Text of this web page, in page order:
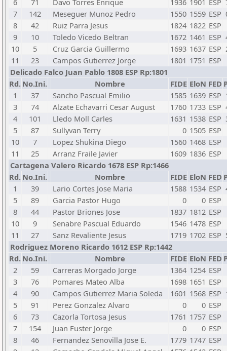
6
71 Davo Torres Enrique 1936 1901 ESP
7
142 Meseguer Munoz Pedro 1550 1559 ESP
8
42 Ruiz Parra Jesus 1824 1822 ESP
9
10 Toledo Vicedo Beltran 1672 1461 ESP
10
5 Cruz Garcia Guillermo 1693 1637 ESP
11
23 Campos Gutierrez Jorge 1801 1751 ESP
Delicado Falco Juan Pablo 1808 ESP Rp:1801
Rd. No.Ini. Nombre FIDE EloN FED
1
37 Sancho Pascual Emilio 1585 1639 ESP
3
74 Alzate Echavarri Cesar August 1760 1733 ESP
4
101 Lledo Moll Carles 1631 1538 ESP
5
87 Sullyvan Terry 0 1505 ESP
10
7 Lopez Shukina Diego 1560 1468 ESP
11
25 Arranz Fraile Javier 1609 1836 ESP
Cartagena Valero Ricardo 1678 ESP Rp:1466
Rd. No.Ini. Nombre FIDE EloN FED
1
39 Lario Cortes Jose Maria 1588 1534 ESP
5
89 Garcia Pastor Hugo 0 0 ESP
8
44 Pastor Briones Jose 1837 1812 ESP
10
9 Senabre Pascual Eduardo 1546 1478 ESP
11
27 Sanz Revaliente Jesus 1719 1702 ESP
Rodriguez Moreno Ricardo 1612 ESP Rp:1442
Rd. No.Ini. Nombre FIDE EloN FED
2
59 Carreras Morgado Jorge 1364 1254 ESP
3
76 Pomares Mateo Alba 1698 1651 ESP
4
90 Campos Gutierrez Maria Soleda 1601 1568 ESP
5
91 Perez Gonzalez Alvaro 0 0 ESP
6
73 Cazorla Tortosa Jesus 1761 1757 ESP
7
154 Juan Fuster Jorge 0 0 ESP
8
46 Fernandez Senovilla Jose E. 1779 1747 ESP